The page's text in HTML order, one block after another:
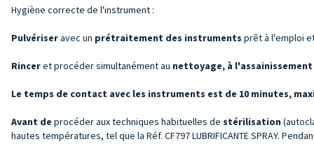
Hygiène correcte de l'instrument :
Pulvériseravec un prétraitement des instruments prêt à l'emploi
Rinceret procéder simultanément au nettoyage, à
Le temps de contact avec les instruments est de 10 minutes,
Avant de procéder aux techniques habituelles de stérilisation
hautes températures, tel que la Réf. CF797 LUBRIFICANTE SPRAY.